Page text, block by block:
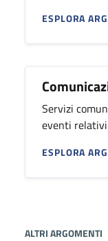
ESPLORA
Servizi
eventi
ESPLORA
ALTRI ARGOMENTI